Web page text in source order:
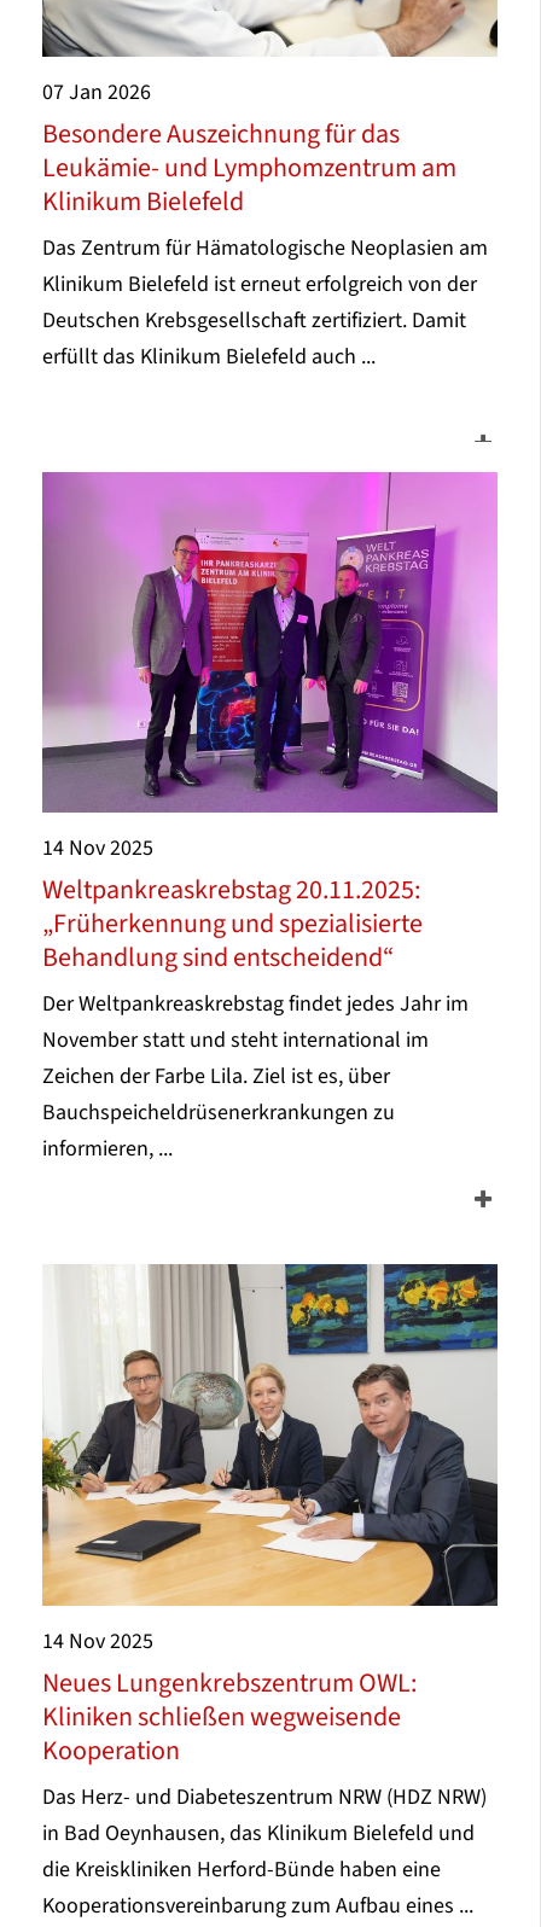
07Jan 2026
Besondere Auszeichnung für das
Leukämie- und Lymphomzentrum am
Klinikum Bielefeld
Das Zentrum für Hämatologische Neoplasien am
Klinikum Bielefeld ist erneut erfolgreich von der
Deutschen Krebsgesellschaft zertifiziert. Damit
erfüllt das Klinikum Bielefeld auch ...
14 Nov2025
Weltpankreaskrebstag 20.11.2025:
„Früherkennung und spezialisierte
Behandlung sind entscheidend“
Der Weltpankreaskrebstag findet jedes Jahr im
November statt und steht international im
Zeichen der Farbe Lila. Ziel ist es, über
Bauchspeicheldrüsenerkrankungen zu
informieren, ...
14 Nov2025
Neues Lungenkrebszentrum OWL:
Kliniken schließen wegweisende
Kooperation
Das Herz- und Diabeteszentrum NRW (HDZ NRW)
in Bad Oeynhausen, das Klinikum Bielefeld und
die Kreiskliniken Herford-Bünde haben eine
Kooperationsvereinbarung zum Aufbau eines ...